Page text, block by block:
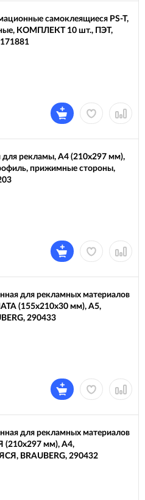
самоклеящиеся PS-T,
КОМПЛЕКТ 10 шт., ПЭТ,
для рекламы, А4 (210х297 мм),
прижимные стороны,
для рекламных материалов
(155х210х30 мм), А5,
290433
для рекламных материалов
мм), А4,
BRAUBERG, 290432